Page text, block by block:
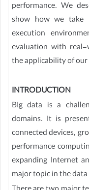
performance. We
show how we take
execution
evaluation with real-
the applicability of our
INTRODUCTION
BIg data is a
domains. It is
connected devices,
performance
expanding Internet
major topic in the